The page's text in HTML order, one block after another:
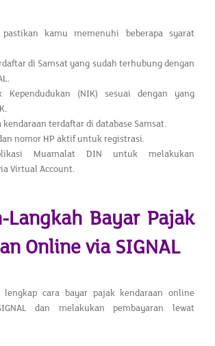
kamu memenuhi beberapa syarat
di Samsat yang sudah terhubung dengan
Kependudukan (NIK) sesuai dengan yang
kendaraan terdaftar di database Samsat.
nomor HP aktif untuk registrasi.
Muamalat DIN untuk melakukan
Virtual Account.
Langkah Bayar Pajak
Online via SIGNAL
lengkap cara bayar pajak kendaraan online
dan melakukan pembayaran lewat